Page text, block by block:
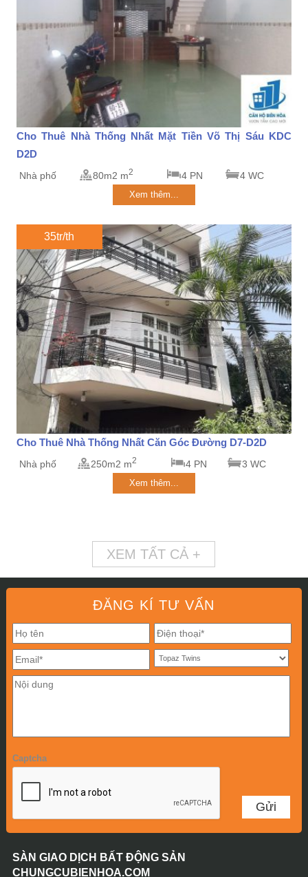
Cho Thuê Nhà Thống Nhất Mặt Tiền Võ Thị Sáu KDC
D2D
Nhà phố 80m2 m2 4 PN 4 WC
Xem thêm...
35tr/th
Cho Thuê Nhà Thống Nhất Căn Góc Đường D7-D2D
Nhà phố 250m2 m2 4 PN 3 WC
Xem thêm...
XEM TẤT CẢ +
ĐĂNG KÍ TƯ VẤN
Captcha
SÀN GIAO DỊCH BẤT ĐỘNG SẢN
CHUNGCUBIENHOA.COM